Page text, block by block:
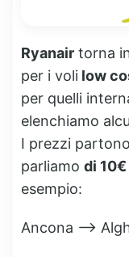
Ryanair torna
per i voli low
per quelli
elenchiamo
I prezzi
parliamo di 10€
esempio:
Ancona –>